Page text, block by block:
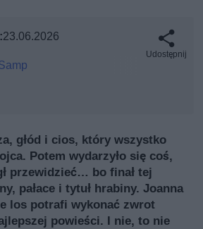
23.06.2026
Udostępnij
głód i cios, który wszystko
Potem wydarzyło się coś,
przewidzieć… bo finał tej
pałace i tytuł hrabiny. Joanna
los potrafi wykonać zwrot
powieści. I nie, to nie